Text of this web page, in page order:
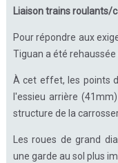
Liaison trains roulants/
Pour répondre aux
Tiguan a été
À cet effet, les points
l'essieu arrière
structure de la
Les roues de grand
une garde au sol plus